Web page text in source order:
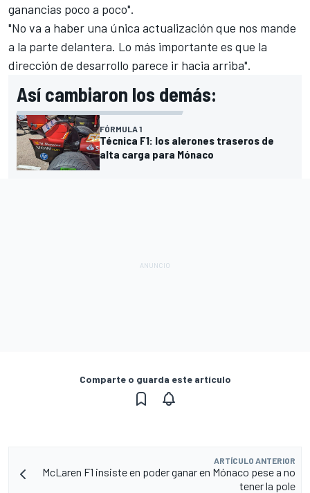
ganancias poco a poco".
"No va a haber una única actualización que nos mande
a la parte delantera. Lo más importante es que la
dirección de desarrollo parece ir hacia arriba".
Así cambiaron los demás:
FÓRMULA 1
Técnica F1: los alerones traseros de
alta carga para Mónaco
Comparte o guarda este artículo
ARTÍCULO ANTERIOR
McLaren F1 insiste en poder ganar en Mónaco pese a no
tener la pole